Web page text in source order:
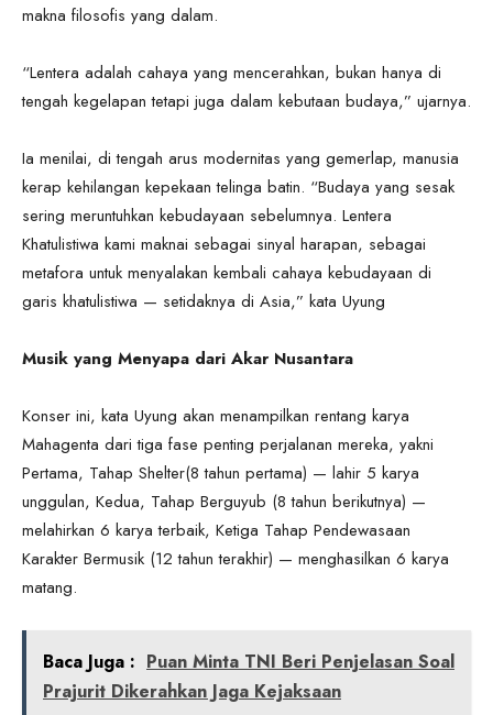
makna filosofis yang dalam.
“Lentera adalah cahaya yang mencerahkan, bukan hanya di
tengah kegelapan tetapi juga dalam kebutaan budaya,” ujarnya.
Ia menilai, di tengah arus modernitas yang gemerlap, manusia
kerap kehilangan kepekaan telinga batin. “Budaya yang sesak
sering meruntuhkan kebudayaan sebelumnya. Lentera
Khatulistiwa kami maknai sebagai sinyal harapan, sebagai
metafora untuk menyalakan kembali cahaya kebudayaan di
garis khatulistiwa — setidaknya di Asia,” kata Uyung
Musik yang Menyapa dari Akar Nusantara
Konser ini, kata Uyung akan menampilkan rentang karya
Mahagenta dari tiga fase penting perjalanan mereka, yakni
Pertama, Tahap Shelter(8 tahun pertama) — lahir 5 karya
unggulan, Kedua, Tahap Berguyub (8 tahun berikutnya) —
melahirkan 6 karya terbaik, Ketiga Tahap Pendewasaan
Karakter Bermusik (12 tahun terakhir) — menghasilkan 6 karya
matang.
Baca Juga : Puan Minta TNI Beri Penjelasan Soal
Prajurit Dikerahkan Jaga Kejaksaan